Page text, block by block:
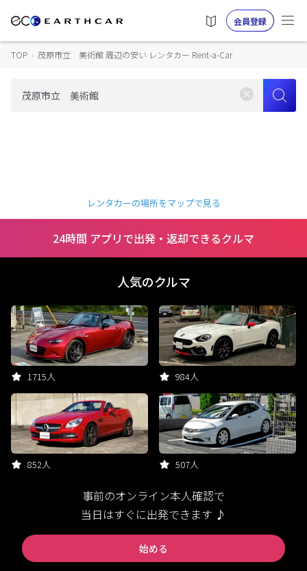
会員登録
TOP › 茂原市立 美術館 周辺の安い レンタカー Rent-a-Car
レンタカーの場所をマップで見る
24時間 アプリで出発・返却できるクルマ
人気のクルマ
1715人 984人
852人 507人
事前のオンライン本人確認で
当日はすぐに出発できます ♪
始める